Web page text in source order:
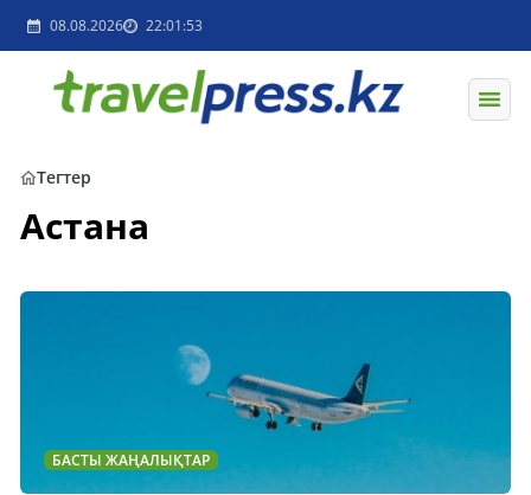
08.08.2026 22:01:53
Тегтер
Астана
БАСТЫ ЖАҢАЛЫҚТАР